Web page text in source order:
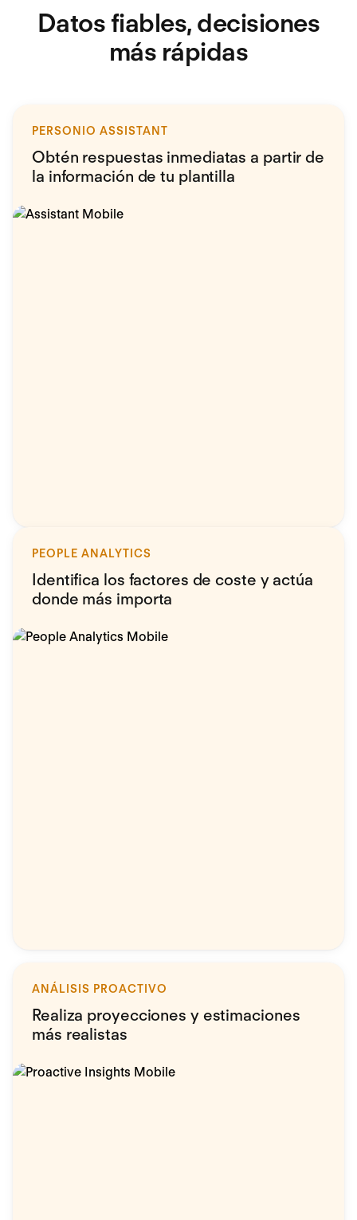
Datos fiables, decisiones
más rápidas
PERSONIO ASSISTANT
Obtén respuestas inmediatas a partir de
la información de tu plantilla
PEOPLE ANALYTICS
Identifica los factores de coste y actúa
donde más importa
ANÁLISIS PROACTIVO
Realiza proyecciones y estimaciones
más realistas